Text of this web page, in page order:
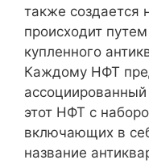
также создается
происходит
купленного
Каждому НФТ
этот НФТ с
включающих в
название